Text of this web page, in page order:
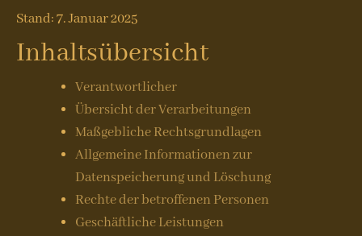
Stand: 7. Januar 2025
Inhaltsübersicht
Verantwortlicher
Übersicht der Verarbeitungen
Maßgebliche Rechtsgrundlagen
Allgemeine Informationen zur
Datenspeicherung und Löschung
Rechte der betroffenen Personen
Geschäftliche Leistungen